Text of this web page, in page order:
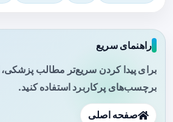
راهنمای سریع
برای پیدا کردن سریع‌تر مطالب پزشکی،
برچسب‌های پرکاربرد استفاده کنید.
صفحه اصلی